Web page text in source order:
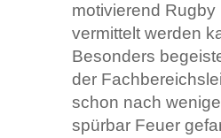
motivierend Rugby
vermittelt werden
Besonders
der
schon nach
spürbar Feuer